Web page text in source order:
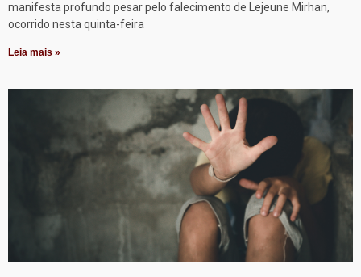
manifesta profundo pesar pelo falecimento de Lejeune Mirhan,
ocorrido nesta quinta-feira
Leia mais »